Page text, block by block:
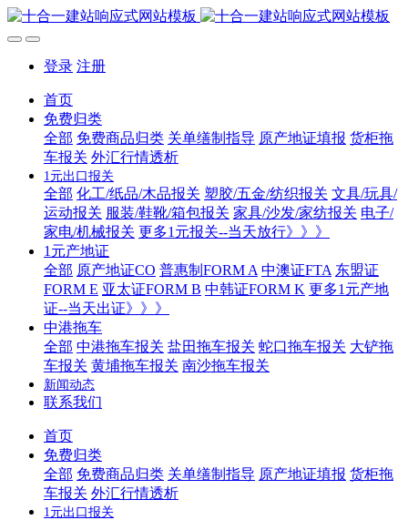
登录 注册
首页
免费归类
全部 免费商品归类 关单缮制指导 原产地证填报 货柜拖
车报关 外汇行情透析
1元出口报关
全部 化工/纸品/木品报关 塑胶/五金/纺织报关 文具/玩具/
运动报关 服装/鞋靴/箱包报关 家具/沙发/家纺报关 电子/
家电/机械报关 更多1元报关--当天放行》》》
1元产地证
全部 原产地证CO 普惠制FORM A 中澳证FTA 东盟证
FORM E 亚太证FORM B 中韩证FORM K 更多1元产地
证--当天出证》》》
中港拖车
全部 中港拖车报关 盐田拖车报关 蛇口拖车报关 大铲拖
车报关 黄埔拖车报关 南沙拖车报关
新闻动态
联系我们
首页
免费归类
全部 免费商品归类 关单缮制指导 原产地证填报 货柜拖
车报关 外汇行情透析
1元出口报关